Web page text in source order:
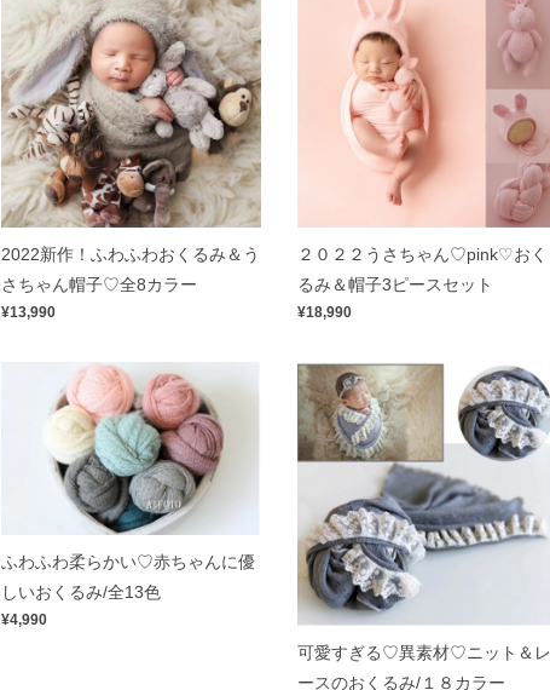
2022新作！ふわふわおくるみ＆う
さちゃん帽子♡全8カラー
¥13,990
２０２２うさちゃん♡pink♡おく
るみ＆帽子3ピースセット
¥18,990
ふわふわ柔らかい♡赤ちゃんに優
しいおくるみ/全13色
¥4,990
可愛すぎる♡異素材♡ニット＆レ
ースのおくるみ/１８カラー